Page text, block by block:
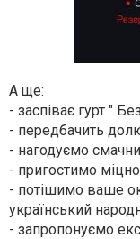
А ще:
- заспіває гурт "
- передбачить
- нагодуємо
- пригостимо
- потішимо ваше
український
- запропонуємо